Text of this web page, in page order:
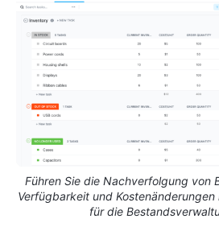
Führen Sie die Nachverfolgung von
Verfügbarkeit und
für die